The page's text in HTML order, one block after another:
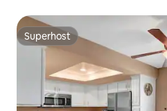
Superhost
Superhost